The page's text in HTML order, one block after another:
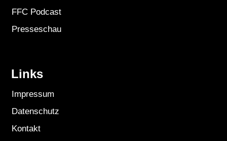
FFC Podcast
Presseschau
Links
Impressum
Datenschutz
Kontakt